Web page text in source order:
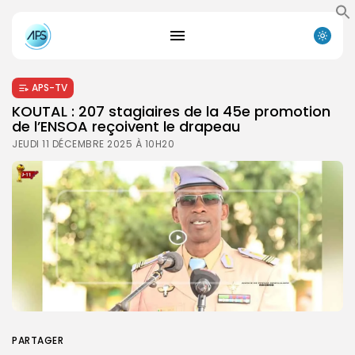
APS-TV
KOUTAL : 207 stagiaires de la 45e promotion
de l’ENSOA reçoivent le drapeau
JEUDI 11 DÉCEMBRE 2025 À 10H20
PARTAGER